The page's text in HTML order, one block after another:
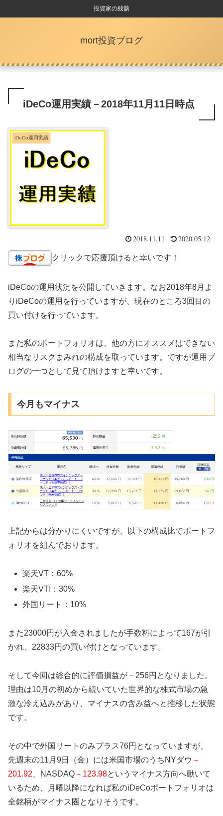
投資家の残骸
mort投資ブログ
iDeCo運用実績－2018年11月11日時点
iDeCo運用実績
2018.11.11 2020.05.12
クリックで応援頂けると幸いです！
iDeCoの運用状況を公開していきます。なお2018年8月よ
りiDeCoの運用を行っていますが、現在のところ3回目の
買い付けを行っています。
また私のポートフォリオは、他の方にオススメはできない
相当なリスクまみれの構成を取っています。ですが運用ブ
ログの一つとして見て頂けますと幸いです。
今月もマイナス
上記からは分かりにくいですが、以下の構成比でポートフ
ォリオを組んでおります。
楽天VT：60%
楽天VTI：30%
外国リート：10%
また23000円が入金されましたが手数料によって167が引
かれ、22833円の買い付けとなっています。
そして今回は総合的に評価損益が－256円となりました。
理由は10月の初めから続いていた世界的な株式市場の急
激な冷え込みがあり、マイナスの含み益へと推移した状態
です。
その中で外国リートのみプラス76円となっていますが、
先週末の11月9日（金）には米国市場のうちNYダウ －
201.92 、NASDAQ －123.98というマイナス方向へ動いて
いるため、月曜以降になれば私のiDeCoポートフォリオは
全銘柄がマイナス圏となりそうです。